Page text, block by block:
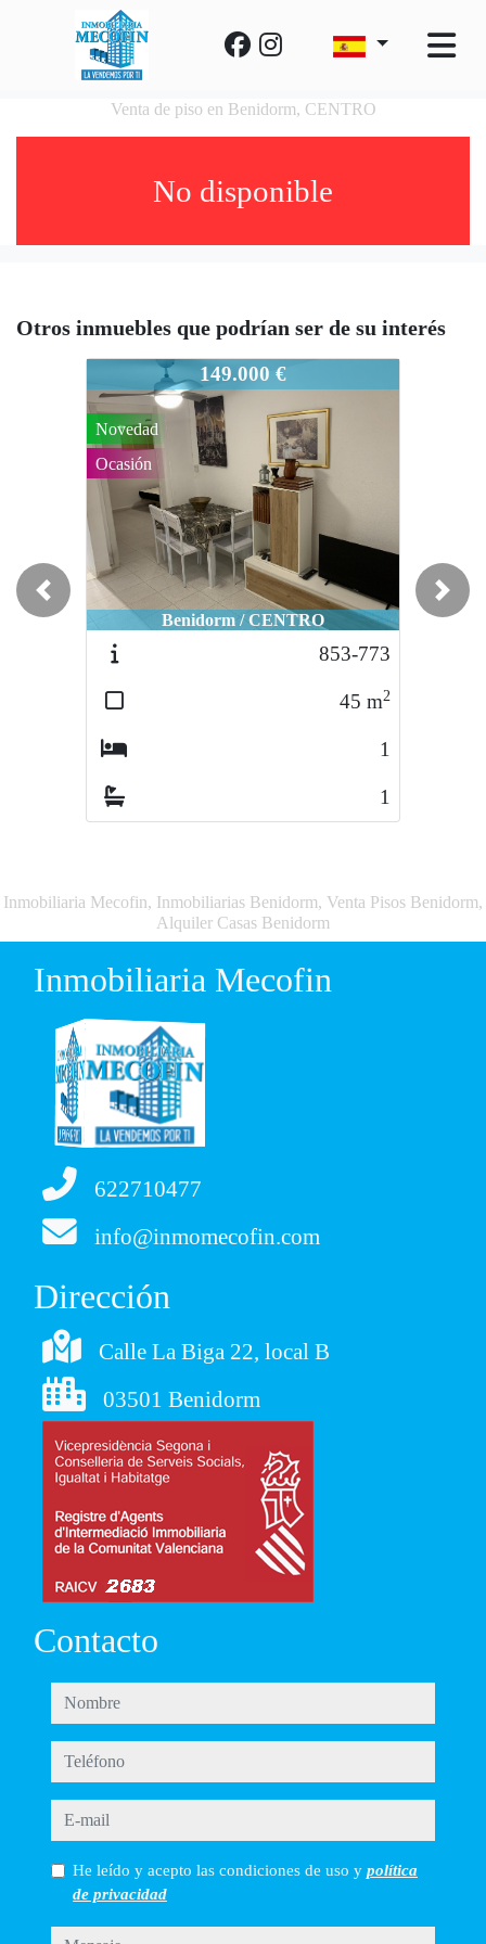
Venta de piso en Benidorm, CENTRO
No disponible
Otros inmuebles que podrían ser de su interés
857-777
149.000 €
Benidorm / CENTRO
Novedad
Ocasión
853-773
45 m2
1
1
Previous Next
Inmobiliaria Mecofin, Inmobiliarias Benidorm, Venta Pisos Benidorm,
Alquiler Casas Benidorm
Inmobiliaria Mecofin
622710477
info@inmomecofin.com
Dirección
Calle La Biga 22, local B
03501 Benidorm
Contacto
nombre
teléfono
e-mail
He leído y acepto las condiciones de uso y política
de privacidad